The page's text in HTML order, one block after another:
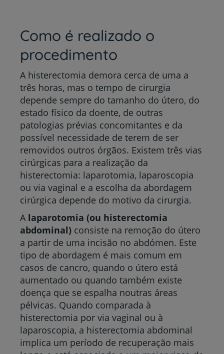
Como é realizado o
procedimento
A histerectomia demora cerca de uma a
três horas, mas o tempo de cirurgia
depende sempre do tamanho do útero, do
estado físico da doente, de outras
patologias prévias concomitantes e da
possível necessidade de terem de ser
removidos outros órgãos. Existem três vias
cirúrgicas para a realização da
histerectomia: laparotomia, laparoscopia
ou via vaginal e a escolha da abordagem
cirúrgica depende do motivo da cirurgia.
A laparotomia (ou histerectomia
abdominal) consiste na remoção do útero
a partir de uma incisão no abdómen. Este
tipo de abordagem é mais comum em
casos de cancro, quando o útero está
aumentado ou quando também existe
doença que se espalha noutras áreas
pélvicas. Quando comparada à
histerectomia por via vaginal ou à
laparoscopia, a histerectomia abdominal
implica um período de recuperação mais